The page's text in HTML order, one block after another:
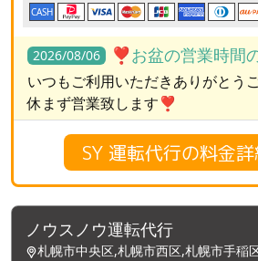
CASH
2026/08/06 ❣️お盆の営業時間
いつもご利用いただきありがと
休まず営業致します❣️
SY 運転代行の料金
ノウスノウ運転代行
札幌市中央区,札幌市西区,札幌市手稲